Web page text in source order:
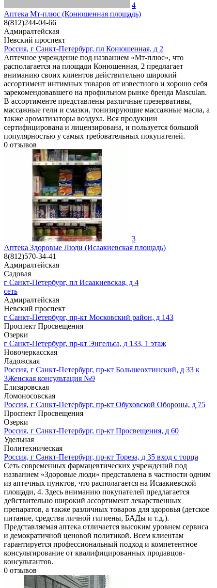
4
Аптека Мт-плюс (Конюшенная площадь)
8(812)244-04-66
Адмиралтейская
Невский проспект
Россия, г Санкт-Петербург, пл Конюшенная, д 2
Аптечное учреждение под названием «Мт-плюс», что
располагается на площади Конюшенная, 2 предлагает
вниманию своих клиентов действительно широкий
ассортимент интимных товаров от известного и хорошо себя
зарекомендовавшего на профильном рынке бренда Masculan.
В ассортименте представлены различные презервативы,
массажные гели и смазки, тонизирующие массажные масла, а
также ароматизаторы воздуха. Вся продукции
сертифицирована и лицензирована, и пользуется большой
популярностью у самых требовательных покупателей.
0 отзывов
3
Аптека Здоровые Люди (Исаакиевская площадь)
8(812)570-34-41
Адмиралтейская
Садовая
г Санкт-Петербург, пл Исаакиевская, д 4
сеть
Адмиралтейская
Невский проспект
г Санкт-Петербург, пр-кт Московский район, д 143
Проспект Просвещения
Озерки
г Санкт-Петербург, пр-кт Энгельса, д 133, 1 этаж
Новочеркасская
Ладожская
Россия, г Санкт-Петербург, пр-кт Большеохтинский, д 33 к
3Женская консультация №9
Елизаровская
Ломоносовская
Россия, г Санкт-Петербург, пр-кт Обуховской Обороны, д 75
Проспект Просвещения
Озерки
Россия, г Санкт-Петербург, пр-кт Просвещения, д 60
Удельная
Политехническая
Россия, г Санкт-Петербург, пр-кт Тореза, д 35 вход с торца
Сеть современных фармацевтических учреждений под
названием «Здоровые люди» представлена в частности одним
из аптечных пунктов, что располагается на Исаакиевской
площади, 4. Здесь вниманию покупателей предлагается
действительно широкий ассортимент лекарственных
препаратов, а также различных товаров для здоровья (детское
питание, средства личной гигиены, БАДы и т.д.).
Представляемая аптека отличается высоким уровнем сервиса
и демократичной ценовой политикой. Всем клиентам
гарантируется профессиональный подход и компетентное
консультирование от квалифицированных продавцов-
консультантов.
0 отзывов